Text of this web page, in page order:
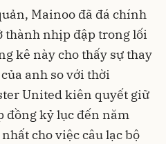
Mainoo đã đá chính
thành nhịp đập trong lối
kê này cho thấy sự thay
anh so với thời
United kiên quyết giữ
đồng kỷ lục đến năm
cho việc câu lạc bộ